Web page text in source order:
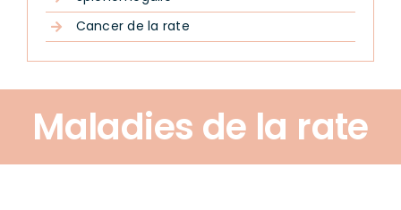
Cancer de la rate
Maladies de la rate